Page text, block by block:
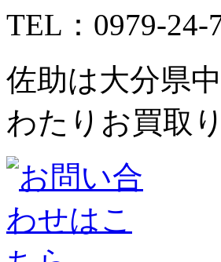
TEL：0979-24-
佐助は大分県
わたりお買取